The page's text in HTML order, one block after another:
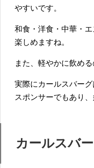
やすいです。
和食・洋食・中華・
楽しめますね。
また、軽やかに飲め
実際にカールスバー
スポンサーでもあり
カールスバ